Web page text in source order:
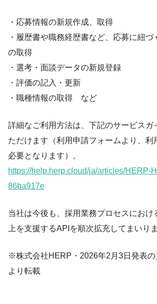
・応募情報の新規作成、取得
・履歴書や職務経歴書など、応募に紐づ
の取得
・選考・面談データの新規登録
・評価の記入・更新
・職種情報の取得 など
詳細なご利用方法は、下記のサービスガ
ただけます（利用申請フォームより、利
必要となります）。
https://help.herp.cloud/ja/articles/HERP-
86ba917e
当社は今後も、採用業務プロセスにおけ
上を支援するAPIを順次拡充してまいりま
※株式会社HERP・2026年2月3日発表の
より転載